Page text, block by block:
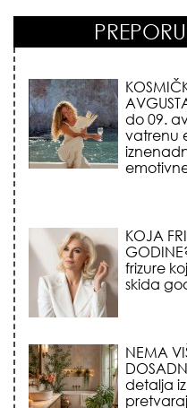
KOJA
frizure
skida
NEMA
detalja
centar!
osvajaju
skupo